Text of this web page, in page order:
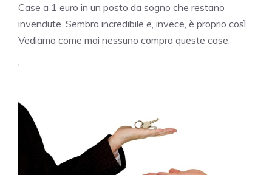
Case a 1 euro in un posto da sogno che restano
invendute. Sembra incredibile e, invece, è proprio così.
Vediamo come mai nessuno compra queste case.